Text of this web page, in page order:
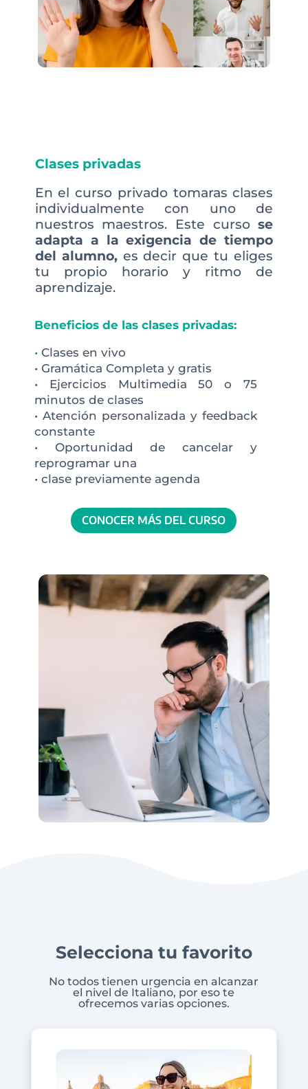
Clases privadas
En el curso privado tomaras clases
individualmente con uno de
nuestros maestros. Este cursose
adapta a la exigencia de tiempo
del alumno,es decir que tu eliges
tu propio horario y ritmo de
aprendizaje.
Beneficios de las clases privadas:
•Clases en vivo
• Gramática Completa y gratis
• Ejercicios Multimedia 50 o 75
minutos de clases
• Atención personalizada y feedback
constante
• Oportunidad de cancelar y
reprogramar una
• clase previamente agenda
CONOCER MÁS DEL CURSO
Selecciona tu favorito
No todos tienen urgencia en alcanzar
el nivel de Italiano, por eso te
ofrecemos varias opciones.